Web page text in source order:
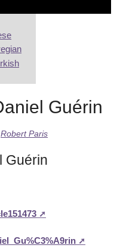
Guérin
Robert Paris
Guérin